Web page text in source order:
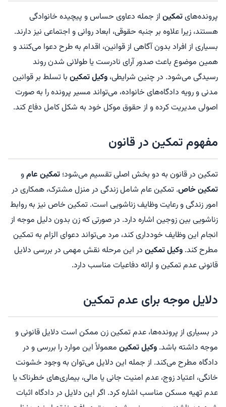
پرونده‌هایتمکین از جمله دعاوی حساس و پیچیده خانوادگی
هستند، زیرا علاوه بر جنبه حقوقی، ابعاد روانی و اجتماعی نیز دارند.
بسیاری از افراد بدون آگاهی از قوانین، اقدام به طرح دعوا می‌کنند و
همین موضوع باعث صدور آرای نادرست یا طولانی شدن روند
رسیدگی می‌شود. در چنین شرایطی، وکیل تمکین با تسلط بر قوانین
مدنی و رویه دادگاه‌های خانواده، می‌تواند مسیر پرونده را به صورت
اصولی مدیریت کرده و از حقوق موکل خود به شکل کامل دفاع کند.
مفهوم تمکین در قانون
تمکین در قانون به دو بخش اصلی تقسیم می‌شود؛ تمکین عامو
تمکین خاص. تمکین عام شامل زندگی در منزل مشترک، همکاری در
امور زندگی و رعایت وظایف زناشویی است. تمکین خاص نیز به روابط
زناشویی بین زوجین اشاره دارد. در صورتی که زن بدون دلیل موجه از
انجام این وظایف خودداری کند، مرد می‌تواند دعوای الزام به تمکین
مطرح کند. وکیل تمکین در این مرحله نقش مهمی در بررسی دلایل
قانونی عدم تمکین و ارائه دفاعیات مناسب دارد.
دلایل موجه برای عدم تمکین
در بسیاری از پرونده‌ها، عدم تمکین زن ممکن است دلایل قانونی و
موجه داشته باشد. وکیل تمکین معمولاً این موارد را بررسی و در
دادگاه مطرح می‌کند. از جمله این دلایل می‌توان به وجود خشونت
خانگی، اعتیاد زوج، عدم امنیت جانی یا مالی، بیماری‌های خطرناک یا
عدم تهیه مسکن مناسب اشاره کرد. اگر این دلایل در دادگاه اثبات